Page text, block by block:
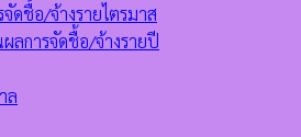
ดชื้อ/จ้างรายไตรมาส
ผลการจัดชื้อ/จ้างรายปี
ล